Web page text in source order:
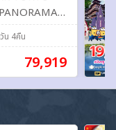
น 4คืน
79,919